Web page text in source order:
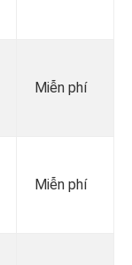
Miễn phí
Miễn phí